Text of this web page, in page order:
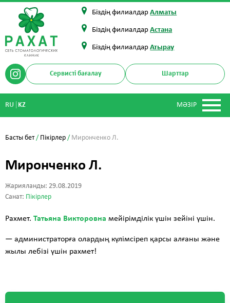
Біздің филиалдарАлматы
Біздің филиалдарАстана
Біздің филиалдарАтырау
Сервисті бағалау Шарттар
МӘЗІР
RU KZ
Басты бет/ Пікірлер / Миронченко Л.
Миронченко Л.
Жарияланды: 29.08.2019
Санат: Пікірлер
Рахмет. Татьяна Викторовна мейірімділік үшін зейіні үшін.
— администраторға олардың күлімсіреп қарсы алғаны және
жылы лебізі үшін рахмет!